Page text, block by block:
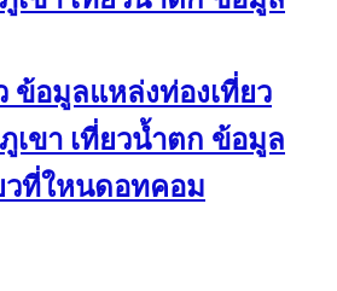
ข้อมูลแหล่งท่องเที่ยว
เขา เที่ยวน้ำตก ข้อมูล
วที่ใหนดอทคอม